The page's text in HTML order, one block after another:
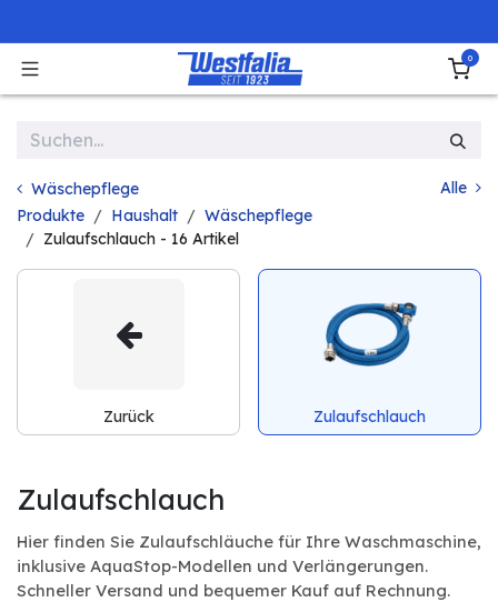
0
Wäschepflege
Alle
Produkte
Haushalt
Wäschepflege
Zulaufschlauch - 16 Artikel
Zurück Zulaufschlauch
Zulaufschlauch
Hier finden Sie Zulaufschläuche für Ihre Waschmaschine,
inklusive AquaStop-Modellen und Verlängerungen.
Schneller Versand und bequemer Kauf auf Rechnung.